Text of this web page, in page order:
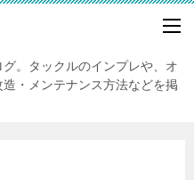
。タックルのインプレや、オ
・メンテナンス方法などを掲